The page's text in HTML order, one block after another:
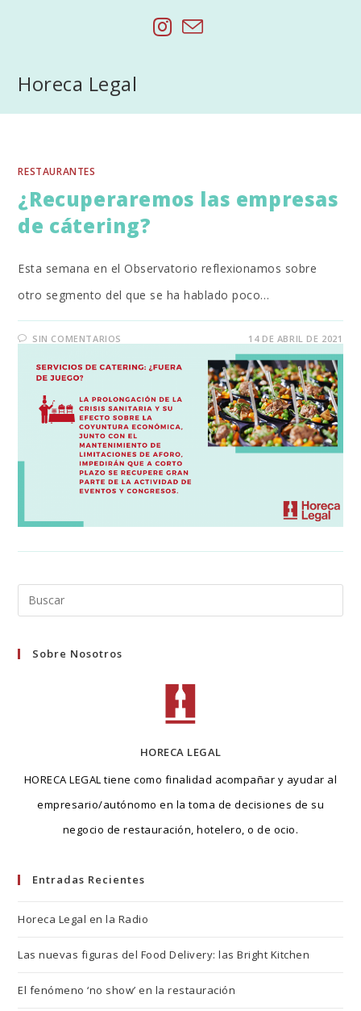
Horeca Legal
RESTAURANTES
¿Recuperaremos las empresas
de cátering?
Esta semana en el Observatorio reflexionamos sobre
otro segmento del que se ha hablado poco…
SIN COMENTARIOS 14 DE ABRIL DE 2021
Buscar
estaSobre Nosotros
HORECA LEGAL
HORECA LEGAL tiene como finalidad acompañar y ayudar al
empresario/autónomo en la toma de decisiones de su
negocio de restauración, hotelero, o de ocio.
Entradas Recientes
Horeca Legal en la Radio
Las nuevas figuras del Food Delivery: las Bright Kitchen
El fenómeno ‘no show’ en la restauración